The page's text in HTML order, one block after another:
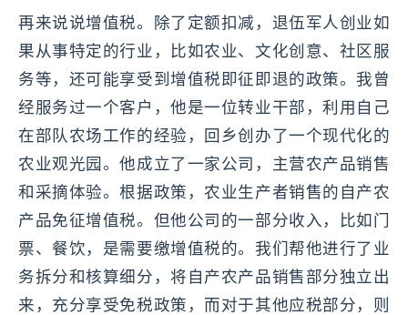
再来说说增值税。除了定额扣减，退伍军人创业如
果从事特定的行业，比如农业、文化创意、社区服
务等，还可能享受到增值税即征即退的政策。我曾
经服务过一个客户，他是一位转业干部，利用自己
在部队农场工作的经验，回乡创办了一个现代化的
农业观光园。他成立了一家公司，主营农产品销售
和采摘体验。根据政策，农业生产者销售的自产农
产品免征增值税。但他公司的一部分收入，比如门
票、餐饮，是需要缴增值税的。我们帮他进行了业
务拆分和核算细分，将自产农产品销售部分独立出
来，充分享受免税政策，而对于其他应税部分，则